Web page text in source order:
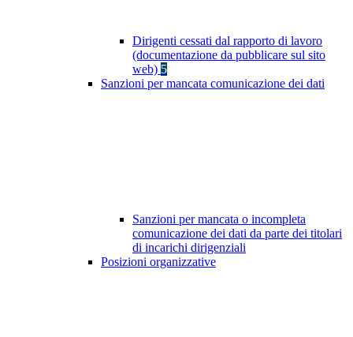
Dirigenti cessati dal rapporto di lavoro
(documentazione da pubblicare sul sito
web) 5
Sanzioni per mancata comunicazione dei dati
Sanzioni per mancata o incompleta
comunicazione dei dati da parte dei titolari
di incarichi dirigenziali
Posizioni organizzative